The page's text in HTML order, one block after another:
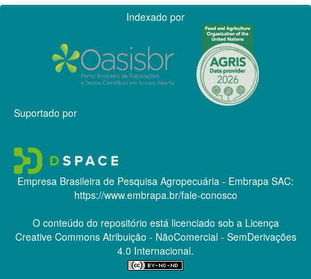
Indexado por
Suportado por
Empresa Brasileira de Pesquisa Agropecuária - Embrapa SAC:
https://www.embrapa.br/fale-conosco
O conteúdo do repositório está licenciado sob a Licença
Creative CommonsAtribuição - NãoComercial - SemDerivações
4.0 Internacional.